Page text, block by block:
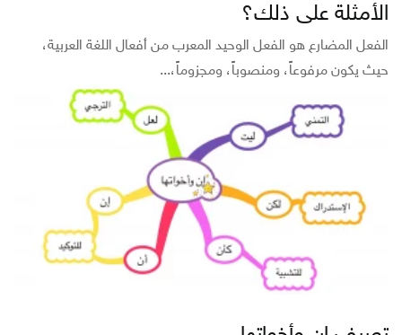
الأمثلة على ذلك؟
الفعل المضارع هو الفعل الوحيد المعرب من أفعال اللغة العربية،
حيث يكون مرفوعاً، ومنصوباً، ومجزوماً،...